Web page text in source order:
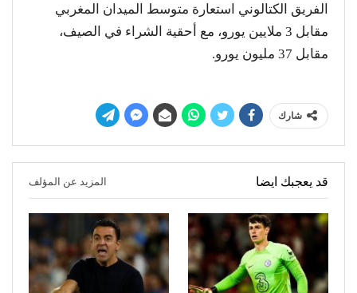
الفريق الكتالوني استعارة متوسط الميدان المغربي
مقابل 3 ملايين يورو، مع أحقية الشراء في الصيف،
مقابل 37 مليون يورو.
شارك
قد يعجبك ايضا المزيد عن المؤلف